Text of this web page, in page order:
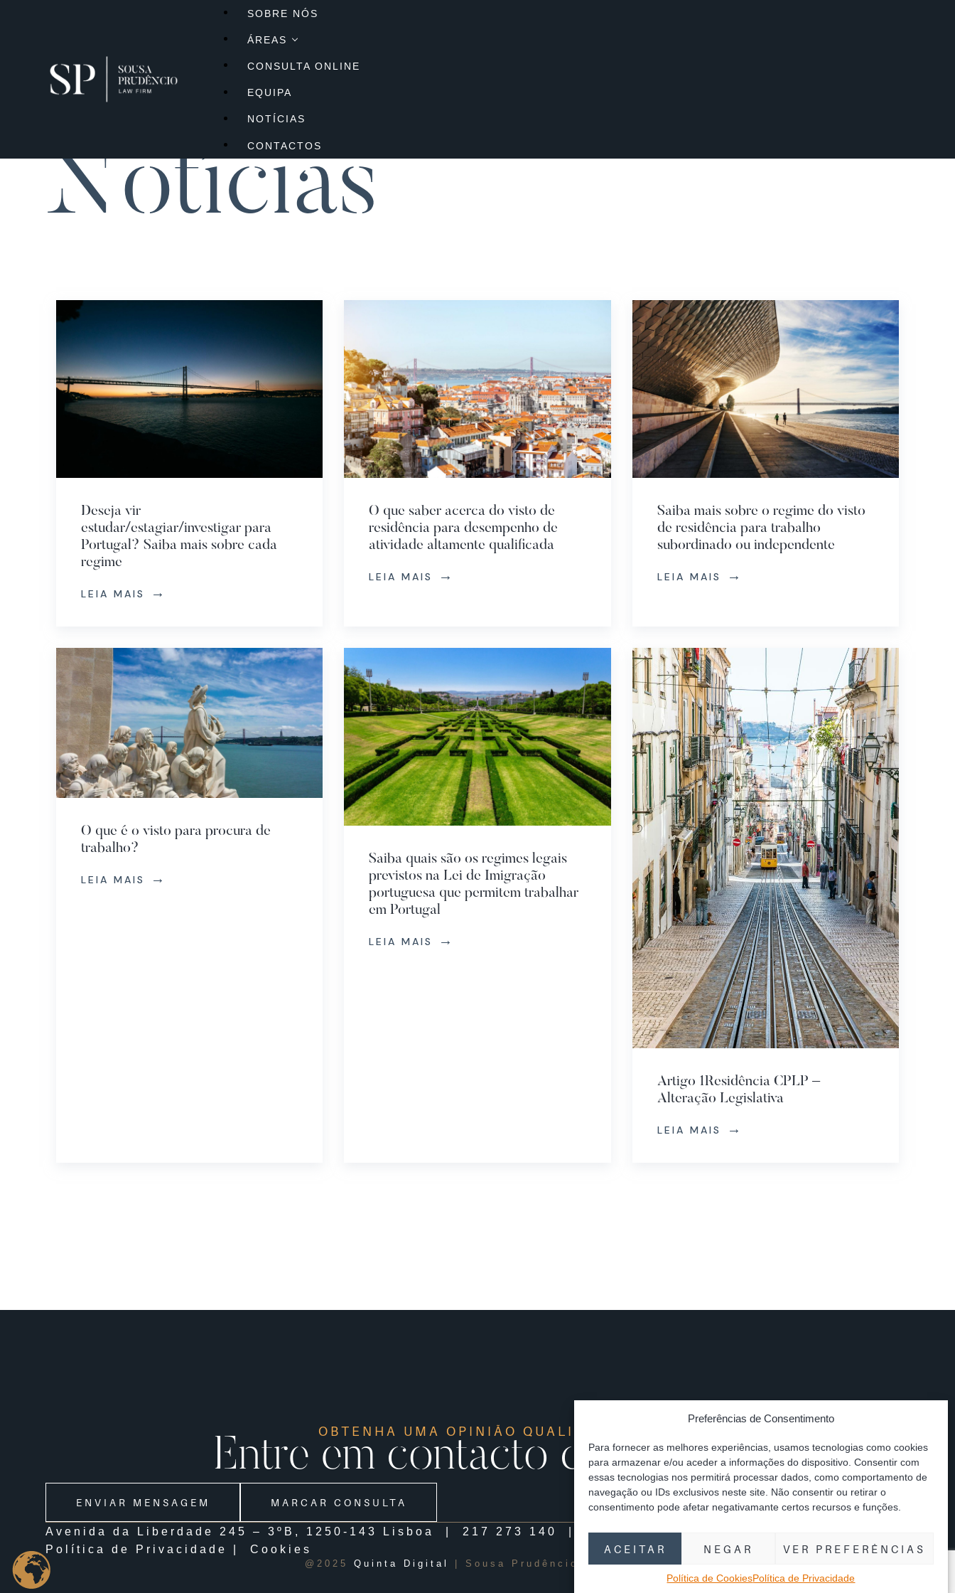
Preferências de Consentimento
Para fornecer as melhores experiências, usamos tecnologias como cookies
para armazenar e/ou aceder a informações do dispositivo. Consentir com
essas tecnologias nos permitirá processar dados, como comportamento de
navegação ou IDs exclusivos neste site. Não consentir ou retirar o
consentimento pode afetar negativamante certos recursos e funções.
ACEITAR NEGAR VER PREFERÊNCIAS
Política de CookiesPolítica de Privacidade
SOBRE NÓS
ÁREAS
Tributário
Comercial e Societário
CONSULTA ONLINE
EQUIPA
NOTÍCIAS
CONTACTOS
Notícias
Deseja vir
estudar/estagiar/investigar para
Portugal? Saiba mais sobre cada
regime
LEIA MAIS
O que saber acerca do visto de
residência para desempenho de
atividade altamente qualificada
LEIA MAIS
Saiba mais sobre o regime do visto
de residência para trabalho
subordinado ou independente
LEIA MAIS
O que é o visto para procura de
trabalho?
LEIA MAIS
Saiba quais são os regimes legais
previstos na Lei de Imigração
portuguesa que permitem trabalhar
em Portugal
LEIA MAIS
Artigo 1Residência CPLP –
Alteração Legislativa
LEIA MAIS
OBTENHA UMA OPINIÃO QUALIFICADA
Entre em contacto connosco
ENVIAR MENSAGEM MARCAR CONSULTA
Avenida da Liberdade 245 – 3ºB, 1250-143 Lisboa 217 273 140 lisbon@splaw.pt
Política de Privacidade
Cookies
@2025 Quinta Digital | Sousa Prudêncio Law Firm